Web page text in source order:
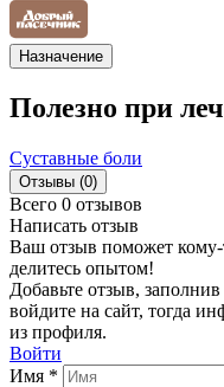
Назначение
Полезно при
Суставные боли
Отзывы (0)
Всего 0 отзывов
Написать отзыв
Ваш отзыв поможет кому-
делитесь опытом!
Добавьте отзыв,
войдите на сайт, тогда
из профиля.
Войти
Имя *